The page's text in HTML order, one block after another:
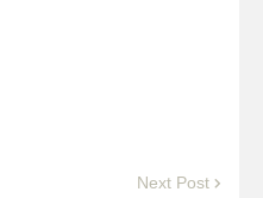
Next Post